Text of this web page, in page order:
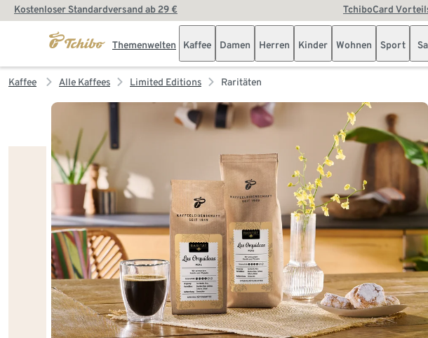
Kostenloser Standardversand ab 29 € TchiboCard
Themenwelten Kaffee Damen Herren Kinder Wohnen Sport
Kaffee Alle Kaffees Limited Editions Raritäten